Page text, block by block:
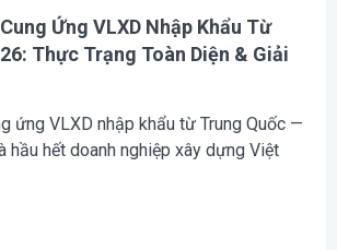
Ứng VLXD Nhập Khẩu Từ
Thực Trạng Toàn Diện & Giải
ứng VLXD nhập khẩu từ Trung Quốc —
hầu hết doanh nghiệp xây dựng Việt